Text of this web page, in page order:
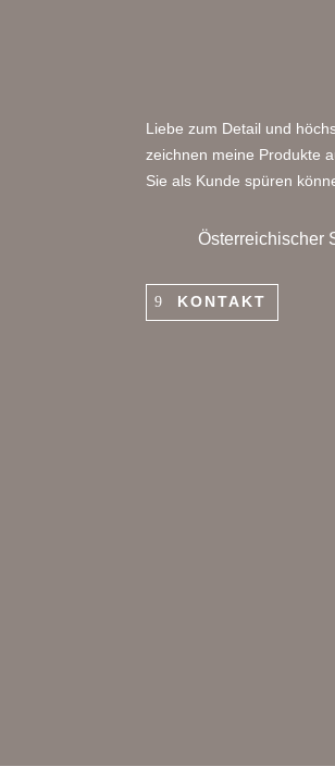
Liebe zum Detail und
zeichnen meine Produkte
Sie als Kunde spüren
Österreichischer
KONTAKT